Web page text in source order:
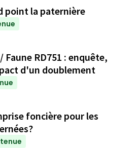
point la paternière
RD751 : enquête,
d'un doublement
foncière pour les